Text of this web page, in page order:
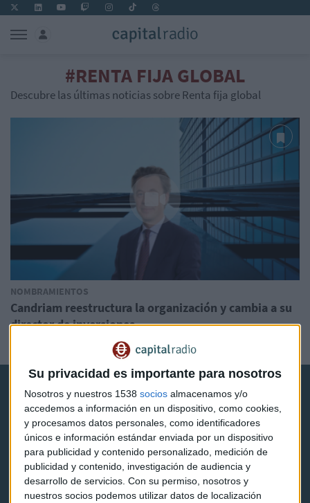
Su privacidad es importante para nosotros
Nosotros y nuestros 1538 socios almacenamos y/o
accedemos a información en un dispositivo, como cookies,
y procesamos datos personales, como identificadores
únicos e información estándar enviada por un dispositivo
para publicidad y contenido personalizado, medición de
publicidad y contenido, investigación de audiencia y
desarrollo de servicios. Con su permiso, nosotros y
nuestros socios podemos utilizar datos de localización
#RENTA FIJA GLOBAL
Descubre las últimas noticias sobre Renta fija global
NOMBRAMIENTOS
Candriam reestructura la organización y cambia a su
director de inversiones
Capital Radio
Noticias